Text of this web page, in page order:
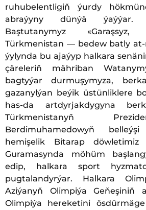
ruhubelentligiň ýurdy
abraýyny dünýä ýaýýar.
Baştutanymyz
Türkmenistan — bedew batly
ýylynda bu ajaýyp halkara
çäreleriň mähriban
bagtyýar durmuşymyza,
gazanylýan beýik üstünliklere
has-da artdyrjakdygyna
Türkmenistanyň
Berdimuhamedowyň
hemişelik Bitarap döwletimiz
Guramasynda möhüm
edip, halkara sport
pugtalandyrýar. Halkara
Aziýanyň Olimpiýa Geňeşiniň
Olimpiýa hereketini